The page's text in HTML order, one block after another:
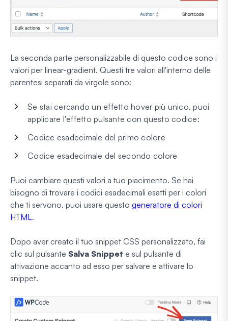
La seconda parte personalizzabile di questo codice sono i
valori per linear-gradient. Questi tre valori all'interno delle
parentesi separati da virgole sono:
Se stai cercando un effetto hover più unico, puoi
applicare l'effetto pulsante con questo codice:
Codice esadecimale del primo colore
Codice esadecimale del secondo colore
Puoi cambiare questi valori a tuo piacimento. Se hai
bisogno di trovare i codici esadecimali esatti per i colori
che ti servono, puoi usare questo generatore di colori
HTML .
Dopo aver creato il tuo snippet CSS personalizzato, fai
clic sul pulsante Salva Snippet e sul pulsante di
attivazione accanto ad esso per salvare e attivare lo
snippet.